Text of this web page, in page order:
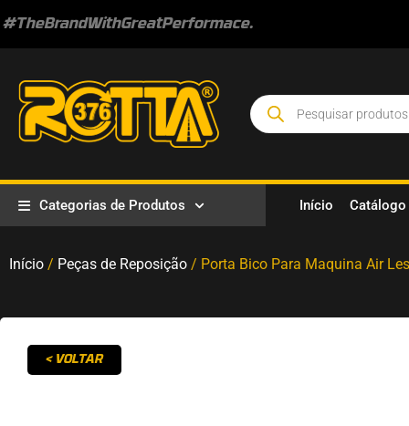
#TheBrandWithGreatPerformace.
Categorias de Produtos Início Catálogo
Início / Peças de Reposição / Porta Bico Para Maquina Air
< VOLTAR